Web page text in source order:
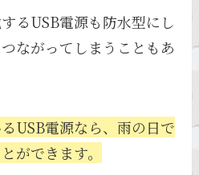
るUSB電源も防水型にし
ながってしまうこともあ
USB電源なら、雨の日で
ができます。